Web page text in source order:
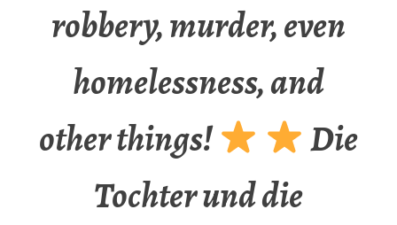
robbery, murder, even
homelessness, and
other things!
Die
Tochter und die